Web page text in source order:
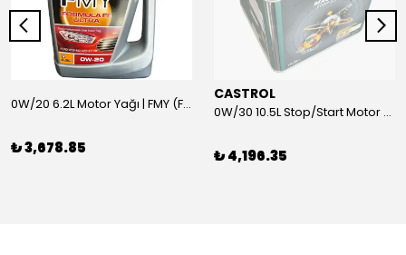
0W/20 6.2L Motor Yağı | FMY (Ford Motor Yağları)
₺ 3,678.85
CASTROL
0W/30 10.5L Stop/Start Motor Yağı | CASTROL
₺ 4,196.35